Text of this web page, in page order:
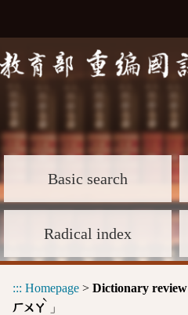
Basic search
Radical index
::: Homepage > Dictionary review
ㄏㄨㄚ
ˋ
」